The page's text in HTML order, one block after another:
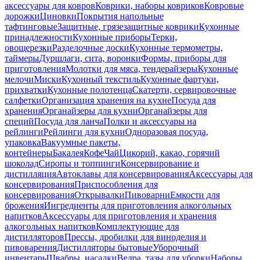
аксессуары для ковровКоврики, наборы ковриковКовровые
дорожкиЦиновкиПокрытия напольные
тафтинговыеЗащитные, грязезащитные коврикиКухонные
принадлежностиКухонные приборыТерки,
овощерезкиРазделочные доскиКухонные термометры,
таймерыДуршлаги, сита, воронкиФормы, приборы для
приготовленияМолотки для мяса, тендерайзерыКухонные
мелочиМискиКухонный текстильКухонные фартуки,
прихваткиКухонные полотенцаСкатерти, сервировочные
салфеткиОрганизация хранения на кухнеПосуда для
храненияОрганайзеры для кухниОрганайзеры для
специйПосуда для ланчаПолки и аксессуары на
рейлингиРейлинги для кухниОдноразовая посуда,
упаковкаВакуумные пакеты,
контейнерыБакалеяКофеЧайЦикорий, какао, горячий
шоколадСиропы и топпингиКонсервирование и
дистилляцияАвтоклавы для консервированияАксессуары для
консервированияПриспособления для
консервированияОткрывалкиПивоварниЕмкости для
броженияИнгредиенты для приготовления алкогольных
напитковАксессуары для приготовления и хранения
алкогольных напитковКомплектующие для
дистилляторовПрессы, дробилки для виноделия и
пивоваренияДистилляторы бытовыеУборочный
инвентарьШвабры, насадкиВедра, тазы для уборкиНаборы